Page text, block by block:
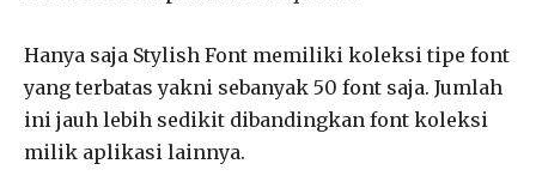
Hanya saja Stylish Font memiliki koleksi tipe font
yang terbatas yakni sebanyak 50 font saja. Jumlah
ini jauh lebih sedikit dibandingkan font koleksi
milik aplikasi lainnya.